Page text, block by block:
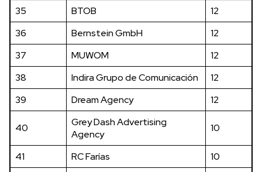
35
BTOB
12
36
Bernstein GmbH
12
37
MUWOM
12
38
Indira Grupo de Comunicación
12
39
Dream Agency 12
40
Grey Dash Advertising
Agency
10
41 RC Farías
10